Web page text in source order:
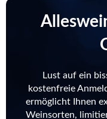
Lust auf ein
kostenfreie
ermöglicht Ihnen
Weinsorten,